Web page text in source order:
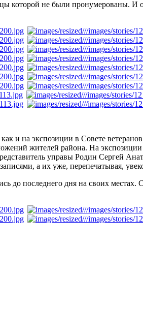
которой не были пронумерованы.
и на экспозиции в Совете
жителей района. На
управы Родин Сергей
а их уже, перепечатывая,
до последнего дня на своих